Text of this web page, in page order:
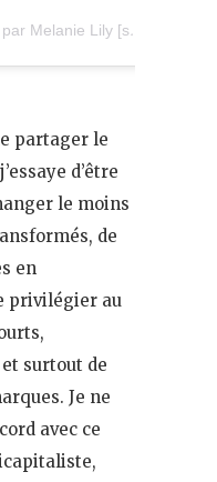
Une publication partagée par Melanie Lily [she/her] (@lilyfairly)
partager le
d’être
le moins
de
en
privilégier au
surtout de
Je ne
avec ce